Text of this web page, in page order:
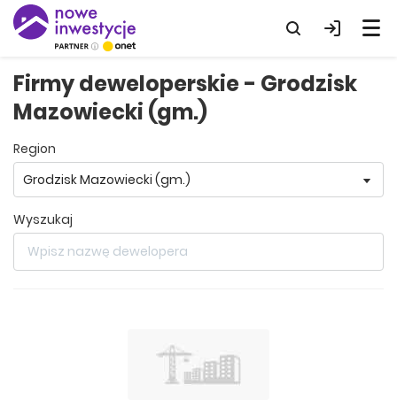
Firmy deweloperskie - Grodzisk
Mazowiecki (gm.)
region
wyszukaj